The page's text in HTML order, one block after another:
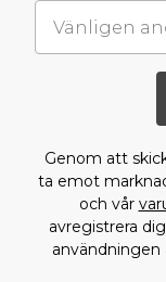
Genom att
ta emot
och vår
avregistrera